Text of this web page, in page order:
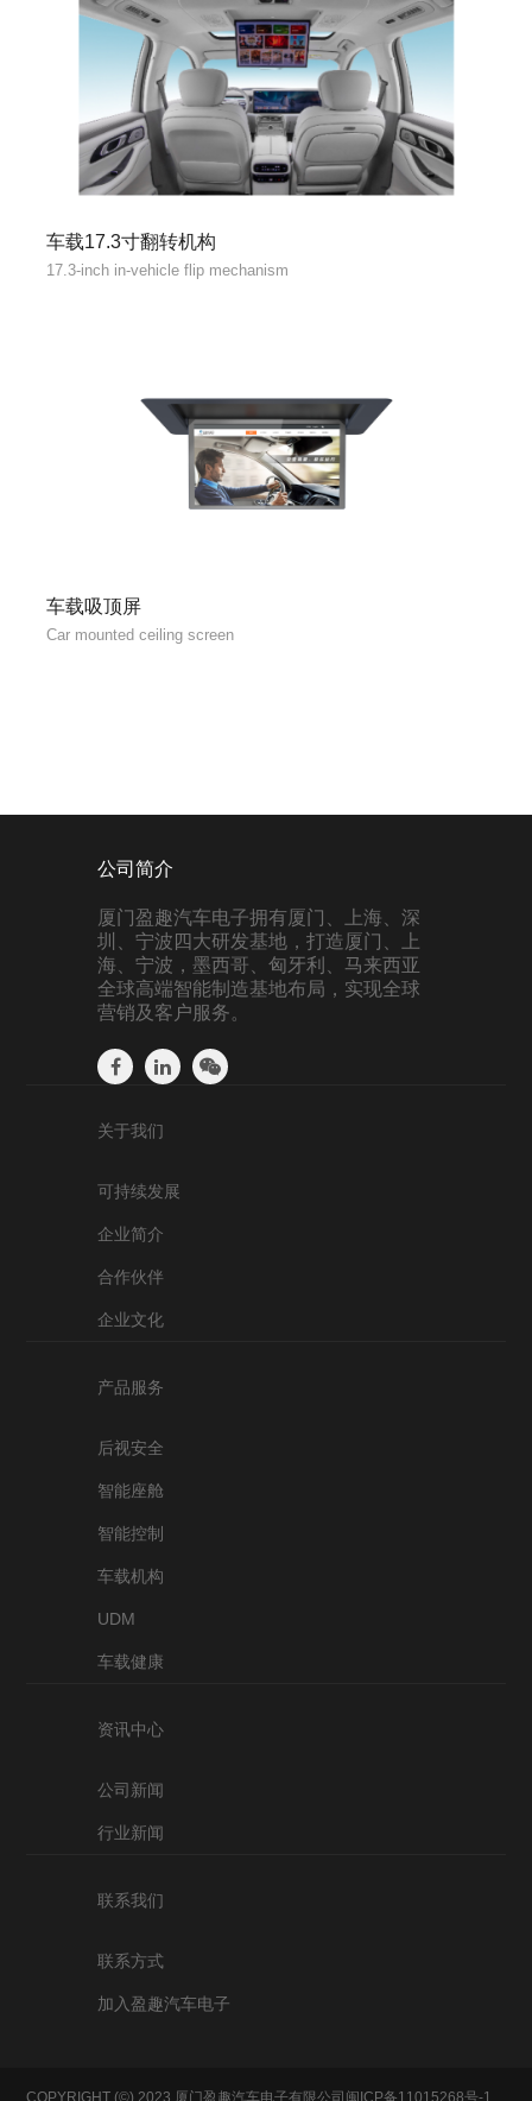
车载17.3寸翻转机构
17.3-inch in-vehicle flip mechanism
车载吸顶屏
Car mounted ceiling screen
公司简介
厦门盈趣汽车电子拥有厦门、上海、深
圳、宁波四大研发基地，打造厦门、上
海、宁波，墨西哥、匈牙利、马来西亚
全球高端智能制造基地布局，实现全球
营销及客户服务。
关于我们
可持续发展
企业简介
合作伙伴
企业文化
产品服务
后视安全
智能座舱
智能控制
车载机构
UDM
车载健康
资讯中心
公司新闻
行业新闻
联系我们
联系方式
加入盈趣汽车电子
COPYRIGHT (©) 2023 厦门盈趣汽车电子有限公司 闽ICP备11015268号-1